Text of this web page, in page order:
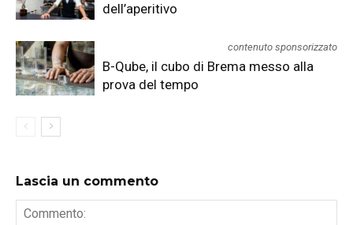
dell’aperitivo
contenuto sponsorizzato
B-Qube, il cubo di Brema messo alla
prova del tempo
Lascia un commento